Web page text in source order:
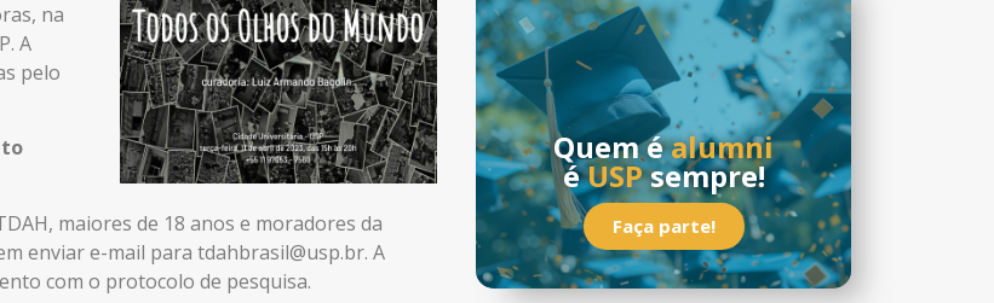
na
A
pelo
maiores de 18 anos e moradores da
enviar e-mail para tdahbrasil@usp.br. A
com o protocolo de pesquisa.
Quem éalumni
éUSPsempre!
Faça parte!